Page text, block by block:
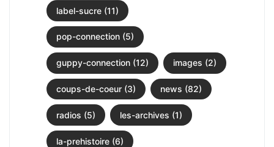
label-sucre (11)
pop-connection (5)
guppy-connection (12) images (2)
coups-de-coeur (3) news (82)
radios (5) les-archives (1)
la-prehistoire (6)